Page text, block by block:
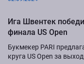
Ига Швентек
финала US Open
Букмекер PARI
круга US Open за